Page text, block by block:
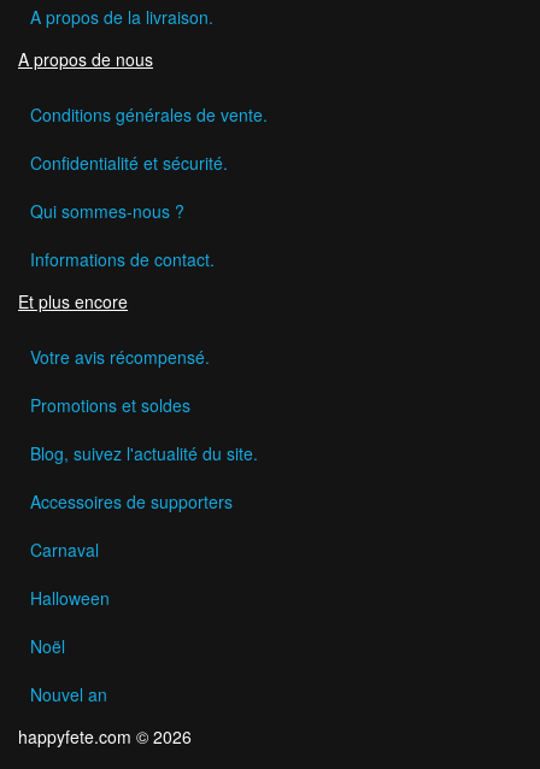
A propos de la livraison.
A propos de nous
Conditions générales de vente.
Confidentialité et sécurité.
Qui sommes-nous ?
Informations de contact.
Et plus encore
Votre avis récompensé.
Promotions et soldes
Blog, suivez l'actualité du site.
Accessoires de supporters
Carnaval
Halloween
Noël
Nouvel an
happyfete.com © 2026